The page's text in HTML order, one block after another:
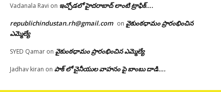
Vadanala Ravi on ఇచ్చోడలో హైదరాబాద్ లాంటి ట్రాఫిక్….
republichindustan.rh@gmail.com on వైకుంఠధామం ప్రారంభించిన
ఎమ్మెల్యే
SYED Qamar on వైకుంఠధామం ప్రారంభించిన ఎమ్మెల్యే
Jadhav kiran on పాక్ లో చైనీయుల వాహనం పై బాంబు దాడి….